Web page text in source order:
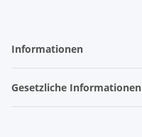
Informationen
Gesetzliche Informationen